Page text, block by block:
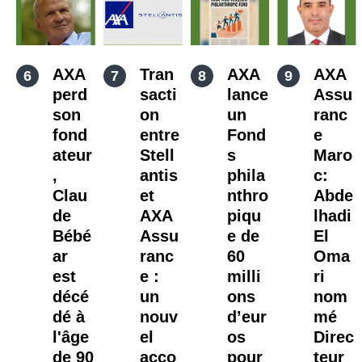
AXA
perd
son
fond
ateur
,
Clau
de
Bébé
ar
est
décé
dé à
l'âge
de 90
Tran
sacti
on
entre
Stell
antis
et
AXA
Assu
ranc
e :
un
nouv
el
acco
AXA
lance
un
Fond
s
phila
nthro
piqu
e de
60
milli
ons
d’eur
os
pour
AXA
Assu
ranc
e
Maro
c:
Abde
lhadi
El
Oma
ri
nom
mé
Direc
teur